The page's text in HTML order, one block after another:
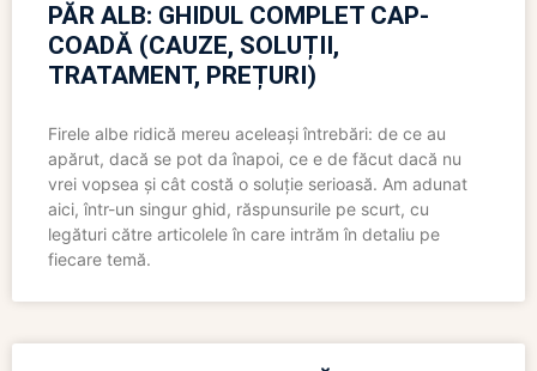
PĂR ALB: GHIDUL COMPLET CAP-
COADĂ (CAUZE, SOLUȚII,
TRATAMENT, PREȚURI)
Firele albe ridică mereu aceleași întrebări: de ce au
apărut, dacă se pot da înapoi, ce e de făcut dacă nu
vrei vopsea și cât costă o soluție serioasă. Am adunat
aici, într-un singur ghid, răspunsurile pe scurt, cu
legături către articolele în care intrăm în detaliu pe
fiecare temă.